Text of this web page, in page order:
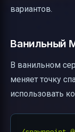
вариантов.
Ванильный
В ванильном
меняет точку
использовать